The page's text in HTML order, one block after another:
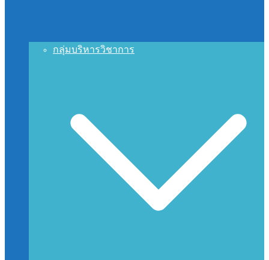
กลุ่มบริหารวิชาการ